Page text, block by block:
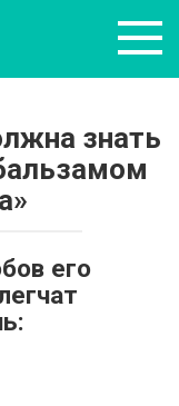
знать
его